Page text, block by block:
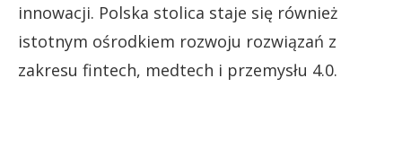
innowacji. Polska stolica staje się również
istotnym ośrodkiem rozwoju rozwiązań z
zakresu fintech, medtech i przemysłu 4.0.